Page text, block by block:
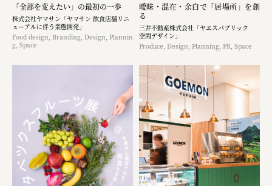
「全部を変えたい」の最初の一歩
株式会社ヤマサン「ヤマサン 飲食店舗リニ
ューアルに伴う業態開発」
Food design, Branding, Design, Plannin
g, Space
曖昧・混在・余白で「居場所」を創
る
三井不動産株式会社「ヤエスパブリック
空間デザイン」
Produce, Design, Planning, PR, Space